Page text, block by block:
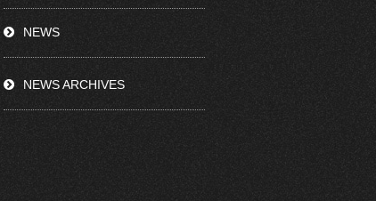
NEWS
NEWS ARCHIVES